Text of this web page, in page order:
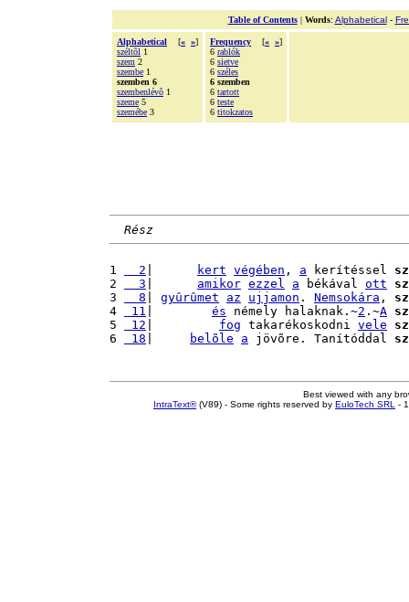
Table of Contents| Words: Alphabetical-
Alphabetical [« »]
széltõl 1
szem 2
szembe 1
szemben 6
szembenlévõ 1
szeme 5
szemébe 3
Frequency [« »]
6 rablók
6 sietve
6 széles
6 szemben
6 tartott
6 teste
6 titokzatos
Rész
1
  2
kert végében , a kerítéssel
2
  3
amikor ezzel a békával ott
3
  8
gyûrûmet az ujjamon . Nemsokára ,
4
11 és némely halaknak.~2 .~A
5
12 fog takarékoskodni vele
6
18 belõle a jövõre. Tanítóddal
Best viewed with any
IntraText®(V89) - Some rights reserved by EuloTech SRL -